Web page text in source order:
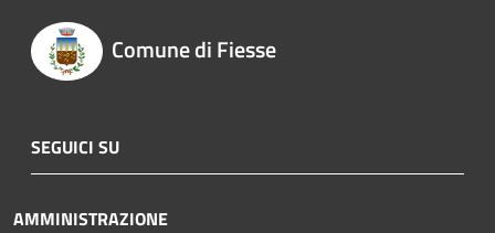
Comune di Fiesse
SEGUICI SU
AMMINISTRAZIONE